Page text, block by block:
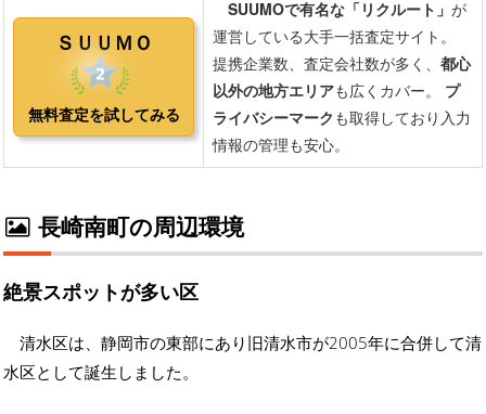
長崎南町の周辺環境
絶景スポットが多い区
清水区は、静岡市の東部にあり旧清水市が2005年に合併して清
水区として誕生しました。